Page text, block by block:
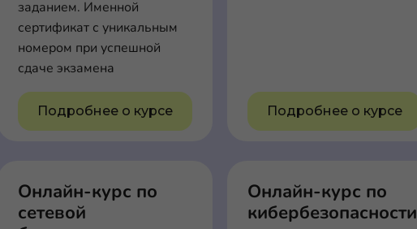
заданием. Именной
сертификат с уникальным
номером при успешной
сдаче экзамена
Подробнее о курсе Подробнее о курсе
Онлайн-курс по
сетевой
Онлайн-курс по
кибербезопасности